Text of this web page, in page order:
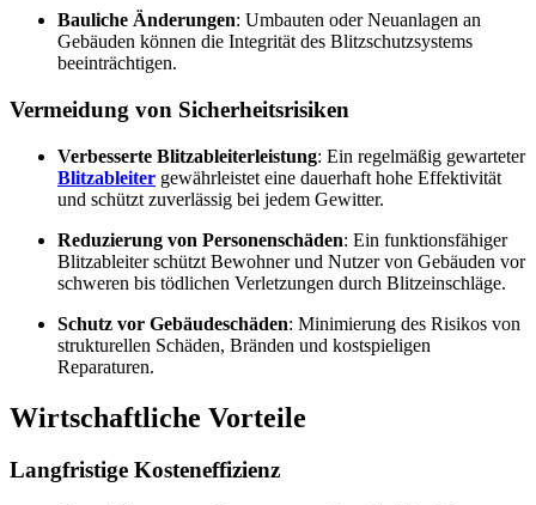
Bauliche Änderungen: Umbauten oder Neuanlagen an
Gebäuden können die Integrität des Blitzschutzsystems
beeinträchtigen.
Vermeidung von Sicherheitsrisiken
Verbesserte Blitzableiterleistung: Ein regelmäßig gewarteter
Blitzableiter gewährleistet eine dauerhaft hohe Effektivität
und schützt zuverlässig bei jedem Gewitter.
Reduzierung von Personenschäden: Ein funktionsfähiger
Blitzableiter schützt Bewohner und Nutzer von Gebäuden vor
schweren bis tödlichen Verletzungen durch Blitzeinschläge.
Schutz vor Gebäudeschäden: Minimierung des Risikos von
strukturellen Schäden, Bränden und kostspieligen
Reparaturen.
Wirtschaftliche Vorteile
Langfristige Kosteneffizienz